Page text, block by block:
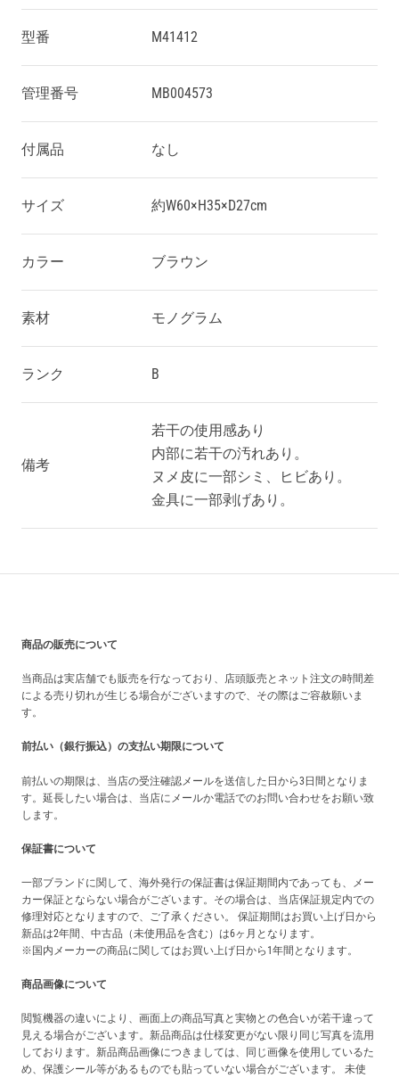
型番 M41412
管理番号 MB004573
付属品 なし
サイズ 約W60×H35×D27cm
カラー ブラウン
素材 モノグラム
ランク B
備考
若干の使用感あり
内部に若干の汚れあり。
ヌメ皮に一部シミ、ヒビあり。
金具に一部剥げあり。
商品の販売について
当商品は実店舗でも販売を行なっており、店頭販売とネット注文の時間差
による売り切れが生じる場合がございますので、その際はご容赦願いま
す。
前払い（銀行振込）の支払い期限について
前払いの期限は、当店の受注確認メールを送信した日から3日間となりま
す。延長したい場合は、当店にメールか電話でのお問い合わせをお願い致
します。
保証書について
一部ブランドに関して、海外発行の保証書は保証期間内であっても、メー
カー保証とならない場合がございます。その場合は、当店保証規定内での
修理対応となりますので、ご了承ください。 保証期間はお買い上げ日から
新品は2年間、中古品（未使用品を含む）は6ヶ月となります。
※国内メーカーの商品に関してはお買い上げ日から1年間となります。
商品画像について
閲覧機器の違いにより、画面上の商品写真と実物との色合いが若干違って
見える場合がございます。新品商品は仕様変更がない限り同じ写真を流用
しております。新品商品画像につきましては、同じ画像を使用しているた
め、保護シール等があるものでも貼っていない場合がございます。 未使